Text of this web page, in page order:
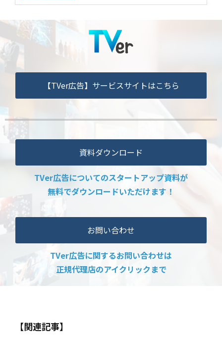
【TVer広告】サービスサイトはこちら
資料ダウンロード
TVer広告についてのスタートアップ資料が
無料でダウンロードいただけます！
お問い合わせ
TVer広告に関するお問い合わせは
正規代理店のアイクリックまで
【関連記事】